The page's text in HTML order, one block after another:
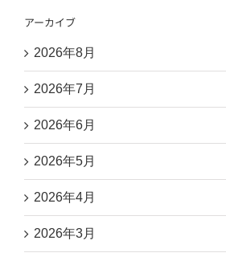
アーカイブ
2026年8月
2026年7月
2026年6月
2026年5月
2026年4月
2026年3月